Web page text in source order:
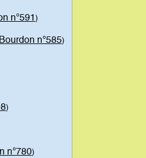
n°591 )
n°585)
)
n°780)